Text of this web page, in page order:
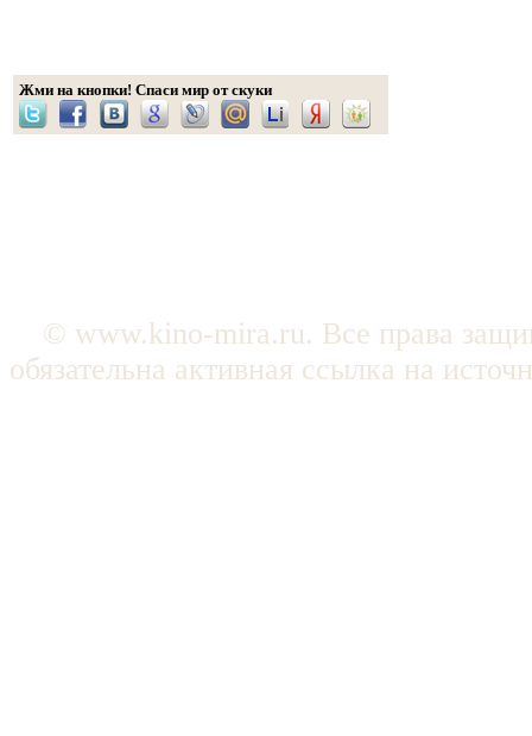
Жми на кнопки! Спаси мир от скуки
© www.kino-mira.ru. Все права
обязательна активная ссылка на